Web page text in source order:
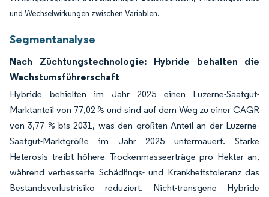
und Wechselwirkungen zwischen Variablen.
Segmentanalyse
Nach Züchtungstechnologie: Hybride behalten die
Wachstumsführerschaft
Hybride behielten im Jahr 2025 einen Luzerne-Saatgut-
Marktanteil von 77,02 % und sind auf dem Weg zu einer CAGR
von 3,77 % bis 2031, was den größten Anteil an der Luzerne-
Saatgut-Marktgröße im Jahr 2025 untermauert. Starke
Heterosis treibt höhere Trockenmasseerträge pro Hektar an,
während verbesserte Schädlings- und Krankheitstoleranz das
Bestandsverlustrisiko reduziert. Nicht-transgene Hybride